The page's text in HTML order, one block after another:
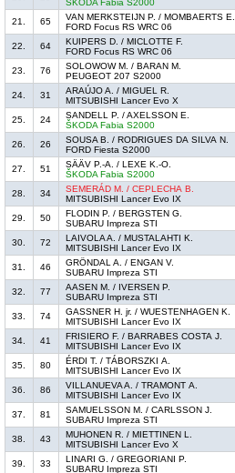
ŠKODA Fabia S2000
21.
65
VAN MERKSTEIJN P. / MOMBAERTS E.
FORD Focus RS WRC 06
22.
64
KUIPERS D. / MICLOTTE F.
FORD Focus RS WRC 06
23.
76
SOLOWOW M. / BARAN M.
PEUGEOT 207 S2000
24.
31
ARAÚJO A. / MIGUEL R.
MITSUBISHI Lancer Evo X
25.
24
SANDELL P. / AXELSSON E.
ŠKODA Fabia S2000
26.
26
SOUSA B. / RODRIGUES DA SILVA N.
FORD Fiesta S2000
27.
51
SÄÄV P.-A. / LEXE K.-O.
ŠKODA Fabia S2000
28.
34
SEMERÁD M. / CEPLECHA B.
MITSUBISHI Lancer Evo IX
29.
50
FLODIN P. / BERGSTEN G.
SUBARU Impreza STI
30.
72
LAIVOLA A. / MUSTALAHTI K.
MITSUBISHI Lancer Evo IX
31.
46
GRÖNDAL A. / ENGAN V.
SUBARU Impreza STI
32.
77
AASEN M. / IVERSEN P.
SUBARU Impreza STI
33.
74
GASSNER H. jr. / WUESTENHAGEN K.
MITSUBISHI Lancer Evo IX
34.
41
FRISIERO F. / BARRABES COSTA J.
MITSUBISHI Lancer Evo IX
35.
80
ÉRDI T. / TÁBORSZKI A.
MITSUBISHI Lancer Evo IX
36.
86
VILLANUEVA A. / TRAMONT A.
MITSUBISHI Lancer Evo IX
37.
81
SAMUELSSON M. / CARLSSON J.
SUBARU Impreza STI
38.
43
MUHONEN R. / MIETTINEN L.
MITSUBISHI Lancer Evo X
39.
33
LINARI G. / GREGORIANI P.
SUBARU Impreza STI